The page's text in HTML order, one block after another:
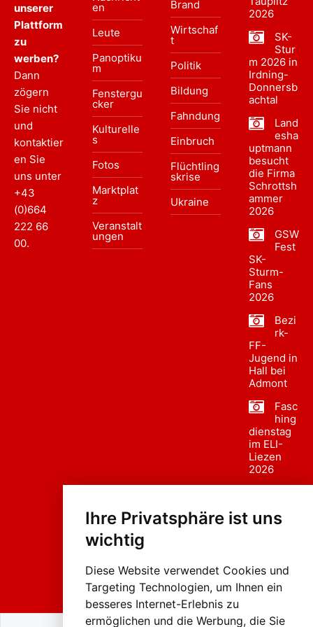
Ihre Privatsphäre ist uns
wichtig
Diese Website verwendet Cookies und
Targeting Technologien, um Ihnen ein
besseres Internet-Erlebnis zu
ermöglichen und die Werbung, die Sie
unserer
Plattform
zu
werben?
Dann
zögern
Sie nicht
und
kontaktier
en Sie
uns unter
+43
(0)664
222 66
00.
en
Leute
Panoptiku
m
Fenstergu
cker
Kulturelle
s
Fotos
Marktplat
z
Veranstalt
ungen
Brand
Wirtschaf
t
Politik
Bildung
Fahndung
Einbruch
Flüchtling
skrise
Ukraine
2026
SK-
Stur
m 2026 in
Irdning-
Donnersb
achtal
Land
esha
uptmann
besucht
die Firma
Schrottsh
ammer
2026
GSW
Fest
SK-
Sturm-
Fans
2026
Bezi
rk-
FF-
Jugend in
Hall bei
Admont
Fasc
hing
dienstag
im ELI-
Liezen
2026
sumzug
Liezen